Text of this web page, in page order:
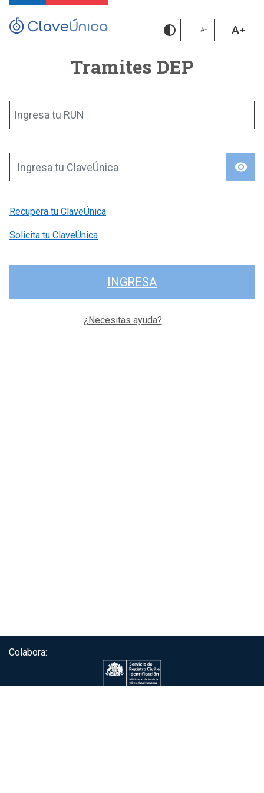
Tramites DEP
Ingresa tu RUN
visibility
Ingresa tu ClaveÚnica
Recupera tu ClaveÚnica
Solicita tu ClaveÚnica
INGRESA
¿Necesitas ayuda?
Colabora: